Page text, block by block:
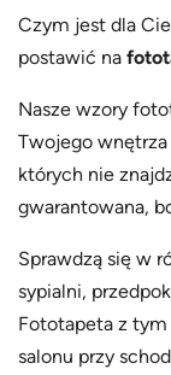
Czym jest dla
postawić na
Nasze wzory
Twojego
których nie
gwarantowana,
Sprawdzą się w
sypialni,
Fototapeta z
salonu przy